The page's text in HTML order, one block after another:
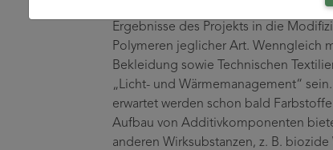
Die Entwicklung von
Ergebnisse des Projekts in die
Polymeren jeglicher Art. Wenngleich
Bekleidung sowie Technischen
„Licht- und Wärmemanagement“
erwartet werden schon bald
Aufbau von Additivkomponenten
anderen Wirksubstanzen, z. B.